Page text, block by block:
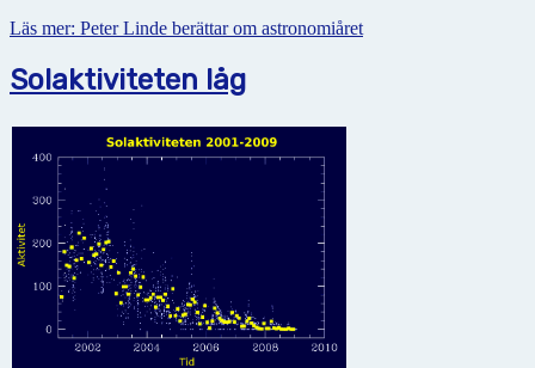
Läs mer: Peter Linde berättar om astronomiåret
Solaktiviteten låg